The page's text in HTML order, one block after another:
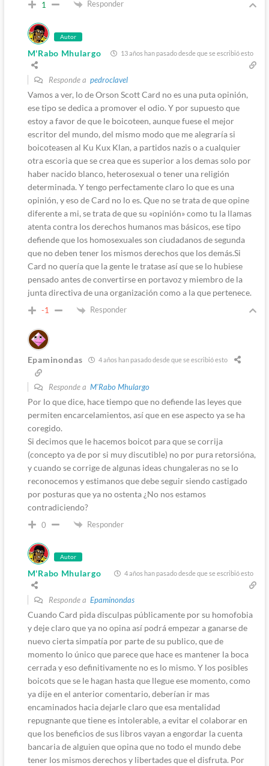
1 Responder
Autor
M'Rabo Mhulargo 13 años han pasado desde que se escribió esto
Responde a pedroclavel
Vamos a ver, lo de Orson Scott Card no es una puta opinión,
ese tipo se dedica a promover el odio. Y por supuesto que
estoy a favor de que le boicoteen, aunque fuese el mejor
escritor del mundo, del mismo modo que me alegraría si
boicoteasen al Ku Kux Klan, a partidos nazis o a cualquier
otra escoria que se crea que es superior a los demas solo por
haber nacido blanco, heterosexual o tener una religión
determinada. Y tengo perfectamente claro lo que es una
opinión, y eso de Card no lo es. Que no se trata de que opine
diferente a mi, se trata de que su «opinión» como tu la llamas
atenta contra los derechos humanos mas básicos, ese tipo
defiende que los homosexuales son ciudadanos de segunda
que no deben tener los mismos derechos que los demás.Si
Card no quería que la gente le tratase así que se lo hubiese
pensado antes de convertirse en portavoz y miembro de la
junta directiva de una organización como a la que pertenece.
-1 Responder
Epaminondas 4 años han pasado desde que se escribió esto
Responde a M'Rabo Mhulargo
Por lo que dice, hace tiempo que no defiende las leyes que
permiten encarcelamientos, así que en ese aspecto ya se ha
coregido.
Si decimos que le hacemos boicot para que se corrija
(concepto ya de por si muy discutible) no por pura retorsióna,
y cuando se corrige de algunas ideas chungaleras no se lo
reconocemos y estimanos que debe seguir siendo castigado
por posturas que ya no ostenta ¿No nos estamos
contradiciendo?
0 Responder
Autor
M'Rabo Mhulargo 4 años han pasado desde que se escribió esto
Responde a Epaminondas
Cuando Card pida disculpas públicamente por su homofobia
y deje claro que ya no opina así podrá empezar a ganarse de
nuevo cierta simpatía por parte de su publico, que de
momento lo único que parece que hace es mantener la boca
cerrada y eso definitivamente no es lo mismo. Y los posibles
boicots que se le hagan hasta que llegue ese momento, como
ya dije en el anterior comentario, deberían ir mas
encaminados hacia dejarle claro que esa mentalidad
repugnante que tiene es intolerable, a evitar el colaborar en
que los beneficios de sus libros vayan a engordar la cuenta
bancaria de alguien que opina que no todo el mundo debe
tener los mismos derechos y libertades que el disfruta. Por